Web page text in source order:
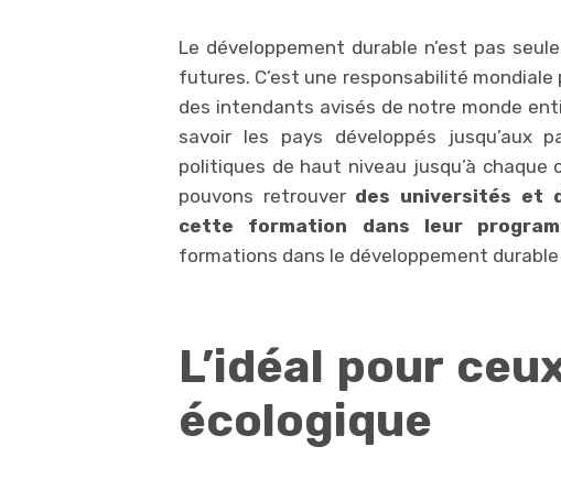
Le développement durable n’est pas
futures. C’est une responsabilité
des intendants avisés de notre monde
savoir les pays développés jusqu’aux
politiques de haut niveau jusqu’à chaque
pouvons retrouver des universités et
cette formation dans leur
formations dans le développement durable
L’idéal pour
écologique